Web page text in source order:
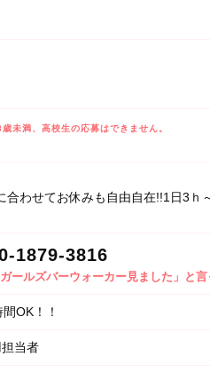
未満、高校生の応募はできません。
合わせてお休みも自由自在!!1日3ｈ
1879-3816
ールズバーウォーカー見ました」と言
OK！！
当者